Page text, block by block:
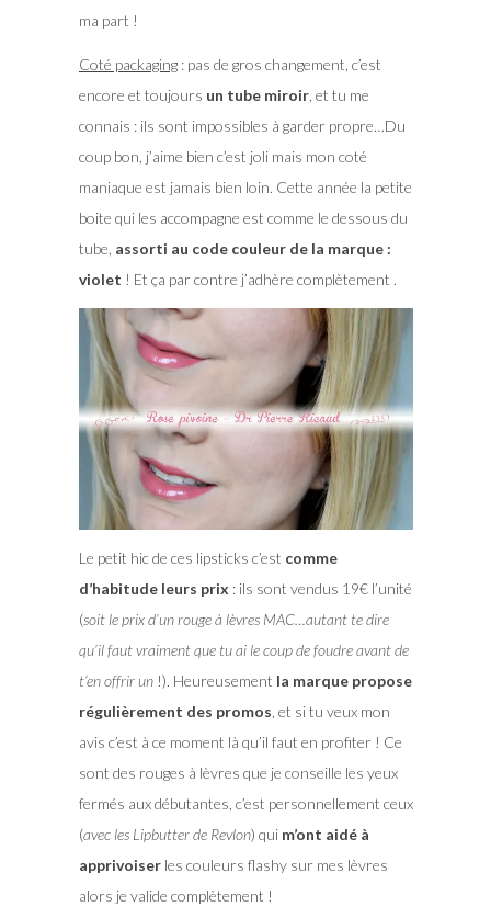
ma part !
Coté packaging: pas de gros changement, c’est
encore et toujours un tube miroir, et tu me
connais : ils sont impossibles à garder propre…Du
coup bon, j’aime bien c’est joli mais mon coté
maniaque est jamais bien loin. Cette année la petite
boite qui les accompagne est comme le dessous du
tube, assorti au code couleur de la marque :
violet ! Et ça par contre j’adhère complètement .
Le petit hic de ces lipsticks c’est comme
d’habitude leurs prix : ils sont vendus 19€ l’unité
(soit le prix d’un rouge à lèvres MAC…autant te dire
qu’il faut vraiment que tu ai le coup de foudre avant de
t’en offrir un!). Heureusement la marque propose
régulièrement des promos, et si tu veux mon
avis c’est à ce moment là qu’il faut en profiter ! Ce
sont des rouges à lèvres que je conseille les yeux
fermés aux débutantes, c’est personnellement ceux
(avec les Lipbutter de Revlon) qui m’ont aidé à
apprivoiserles couleurs flashy sur mes lèvres
alors je valide complètement !